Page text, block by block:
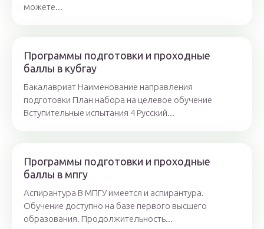
можете...
Программы подготовки и проходные
баллы в кубгау
Бакалавриат Наименование направления
подготовки План набора на целевое обучение
Вступительные испытания 4 Русский...
Программы подготовки и проходные
баллы в мпгу
Аспирантура В МПГУ имеется и аспирантура.
Обучение доступно на базе первого высшего
образования. Продолжительность...